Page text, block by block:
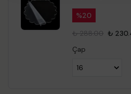
%20
₺ 288.00 ₺
Çap